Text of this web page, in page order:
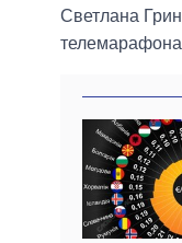
Светлана